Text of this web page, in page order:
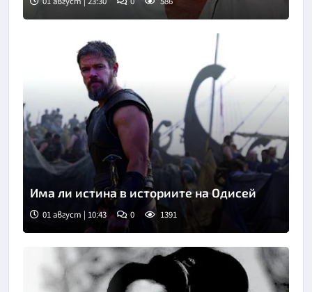
Има ли истина в историите на Одисей
01 август | 10:43 0 1391